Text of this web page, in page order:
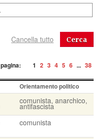
Cerca
pagina: 1 2 3 4 5 6 ... 38
Orientamento politico
comunista, anarchico,
antifascista
comunista